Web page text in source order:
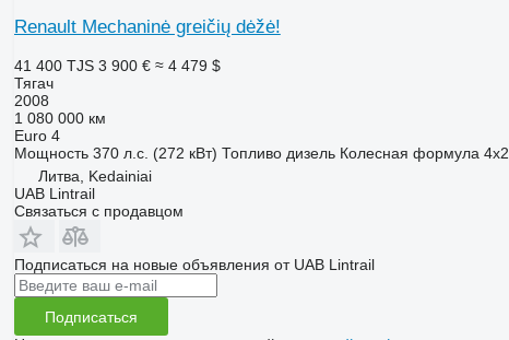
Renault Mechaninė greičių dėžė!
41 400 TJS 3 900 € ≈ 4 479 $
Тягач
2008
1 080 000 км
Euro 4
Мощность 370 л.с. (272 кВт) Топливо дизель Колесная формула 4x2
Литва, Kedainiai
UAB Lintrail
Связаться с продавцом
Подписаться на новые объявления от UAB Lintrail
Подписаться